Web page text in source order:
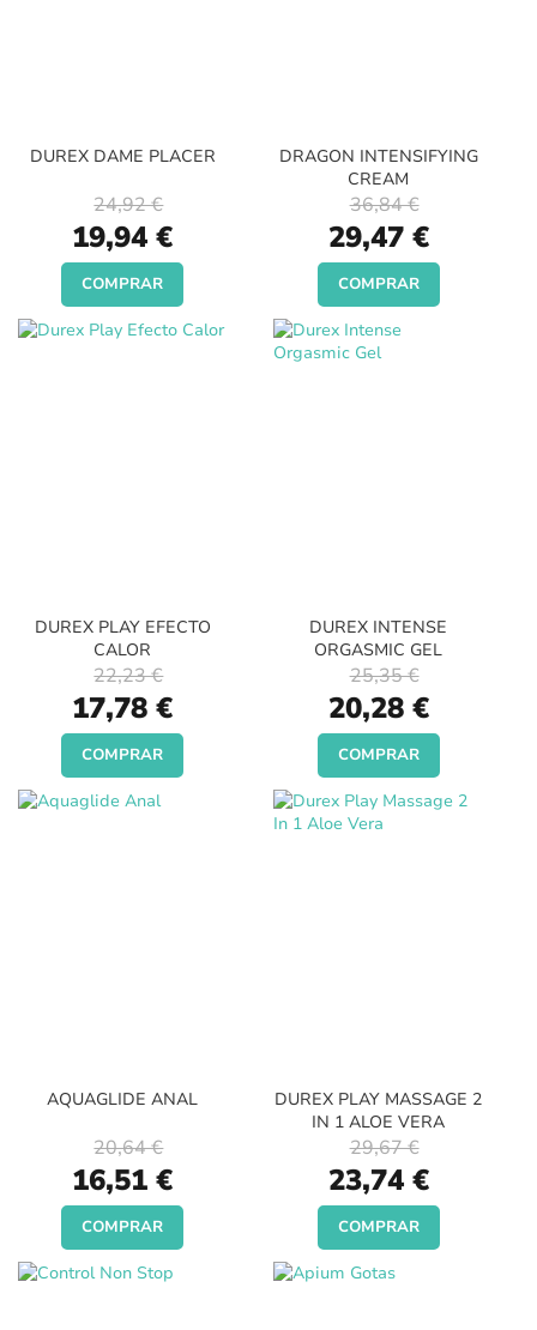
DUREX DAME PLACER
Special
Price
19,94 €
24,92 €
COMPRAR
DRAGON INTENSIFYING
CREAM
Special
Price
29,47 €
36,84 €
COMPRAR
DUREX PLAY EFECTO
CALOR
Special
Price
17,78 €
22,23 €
COMPRAR
DUREX INTENSE
ORGASMIC GEL
Special
Price
20,28 €
25,35 €
COMPRAR
AQUAGLIDE ANAL
Special
Price
16,51 €
20,64 €
COMPRAR
DUREX PLAY MASSAGE 2
IN 1 ALOE VERA
Special
Price
23,74 €
29,67 €
COMPRAR